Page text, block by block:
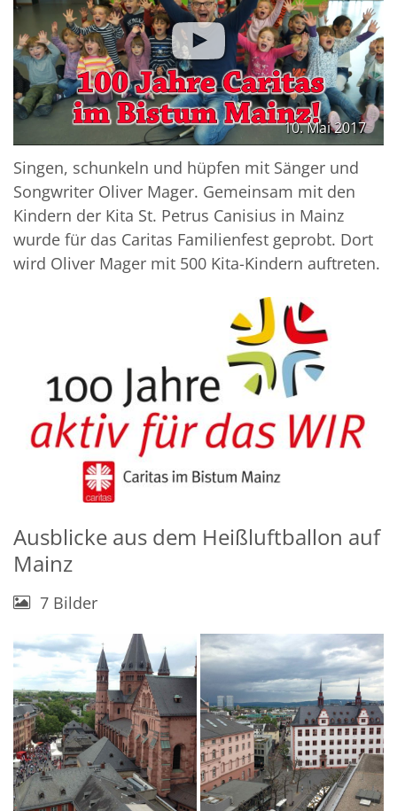
10. Mai 2017
Singen, schunkeln und hüpfen mit Sänger und
Songwriter Oliver Mager. Gemeinsam mit den
Kindern der Kita St. Petrus Canisius in Mainz
wurde für das Caritas Familienfest geprobt. Dort
wird Oliver Mager mit 500 Kita-Kindern auftreten.
Ausblicke aus dem Heißluftballon auf
Mainz
7 Bilder